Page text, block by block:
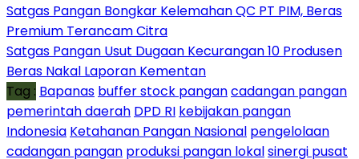
Satgas Pangan Bongkar Kelemahan QC PT PIM, Beras
Premium Terancam Citra
Satgas Pangan Usut Dugaan Kecurangan 10 Produsen
Beras Nakal Laporan Kementan
Tag : Bapanas buffer stock pangancadangan pangan
pemerintah daerah DPD RI kebijakan pangan
Indonesia Ketahanan Pangan Nasional pengelolaan
cadangan pangan produksi pangan lokalsinergi pusat